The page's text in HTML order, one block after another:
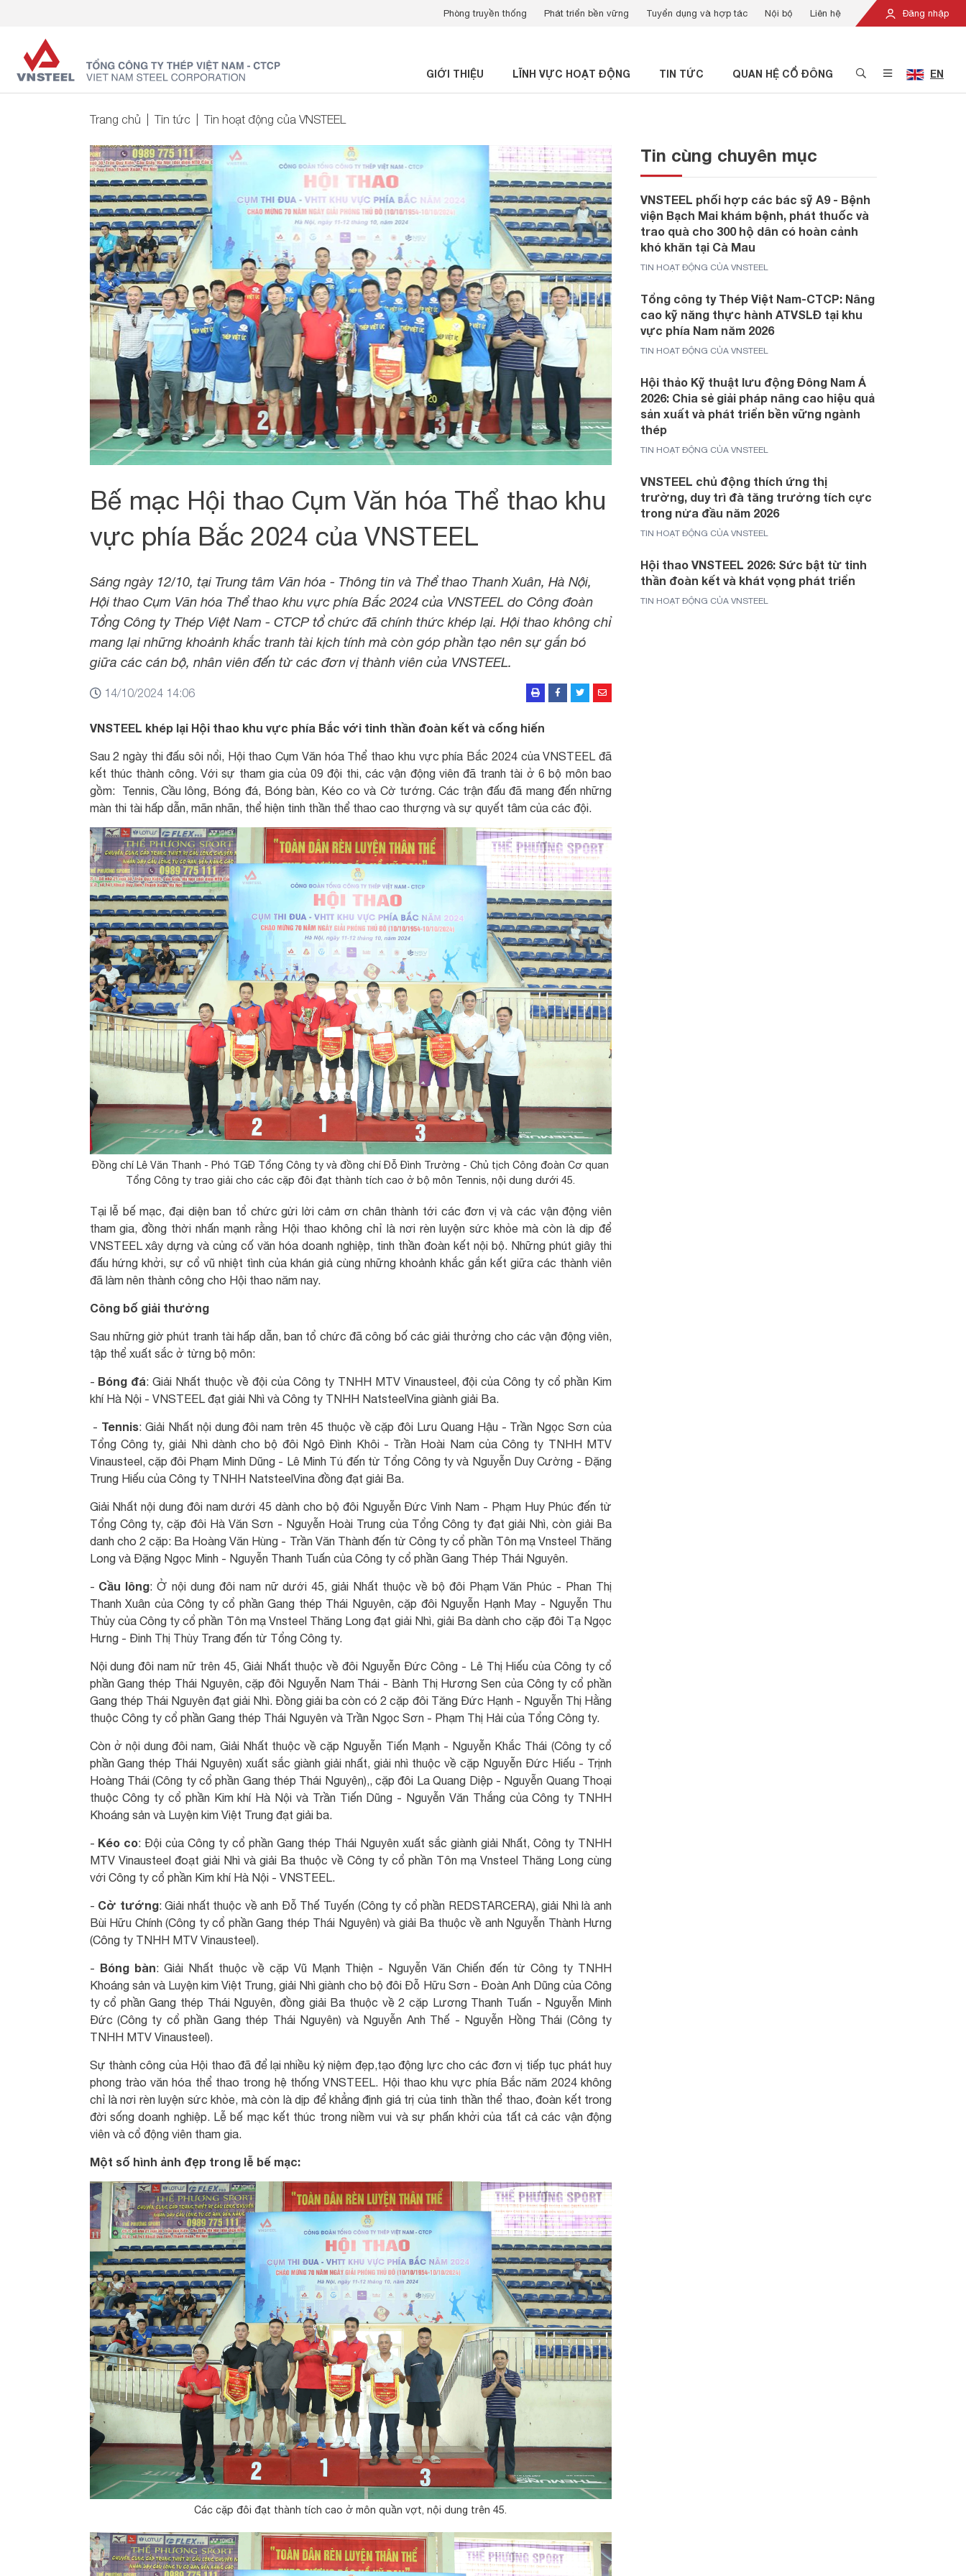
Đăng nhập
Phòng truyền thống Phát triển bền vững Tuyển dụng và hợp tác Nội bộ Liên hệ
GIỚI THIỆU LĨNH VỰC HOẠT ĐỘNG TIN TỨC QUAN HỆ CỔ ĐÔNG EN
Trang chủ Tin tức Tin hoạt động của VNSTEEL
Bế mạc Hội thao Cụm Văn hóa Thể thao khu
vực phía Bắc 2024 của VNSTEEL
Sáng ngày 12/10, tại Trung tâm Văn hóa - Thông tin và Thể thao Thanh Xuân, Hà Nội,
Hội thao Cụm Văn hóa Thể thao khu vực phía Bắc 2024 của VNSTEEL do Công đoàn
Tổng Công ty Thép Việt Nam - CTCP tổ chức đã chính thức khép lại. Hội thao không chỉ
mang lại những khoảnh khắc tranh tài kịch tính mà còn góp phần tạo nên sự gắn bó
giữa các cán bộ, nhân viên đến từ các đơn vị thành viên của VNSTEEL.
14/10/2024 14:06
VNSTEEL khép lại Hội thao khu vực phía Bắc với tinh thần đoàn kết và cống hiến
Sau 2 ngày thi đấu sôi nổi, Hội thao Cụm Văn hóa Thể thao khu vực phía Bắc 2024 của VNSTEEL đã
kết thúc thành công. Với sự tham gia của 09 đội thi, các vận động viên đã tranh tài ở 6 bộ môn bao
gồm: Tennis, Cầu lông, Bóng đá, Bóng bàn, Kéo co và Cờ tướng. Các trận đấu đã mang đến những
màn thi tài hấp dẫn, mãn nhãn, thể hiện tinh thần thể thao cao thượng và sự quyết tâm của các đội.
Đồng chí Lê Văn Thanh - Phó TGĐ Tổng Công ty và đồng chí Đỗ Đình Trường - Chủ tịch Công đoàn Cơ quan
Tổng Công ty trao giải cho các cặp đôi đạt thành tích cao ở bộ môn Tennis, nội dung dưới 45.
Tại lễ bế mạc, đại diện ban tổ chức gửi lời cảm ơn chân thành tới các đơn vị và các vận động viên
tham gia, đồng thời nhấn mạnh rằng Hội thao không chỉ là nơi rèn luyện sức khỏe mà còn là dịp để
VNSTEEL xây dựng và củng cố văn hóa doanh nghiệp, tinh thần đoàn kết nội bộ. Những phút giây thi
đấu hứng khởi, sự cổ vũ nhiệt tình của khán giả cùng những khoảnh khắc gắn kết giữa các thành viên
đã làm nên thành công cho Hội thao năm nay.
Công bố giải thưởng
Sau những giờ phút tranh tài hấp dẫn, ban tổ chức đã công bố các giải thưởng cho các vận động viên,
tập thể xuất sắc ở từng bộ môn:
- Bóng đá: Giải Nhất thuộc về đội của Công ty TNHH MTV Vinausteel, đội của Công ty cổ phần Kim
khí Hà Nội - VNSTEEL đạt giải Nhì và Công ty TNHH NatsteelVina giành giải Ba.
- Tennis: Giải Nhất nội dung đôi nam trên 45 thuộc về cặp đôi Lưu Quang Hậu - Trần Ngọc Sơn của
Tổng Công ty, giải Nhì dành cho bộ đôi Ngô Đình Khôi - Trần Hoài Nam của Công ty TNHH MTV
Vinausteel, cặp đôi Phạm Minh Dũng - Lê Minh Tú đến từ Tổng Công ty và Nguyễn Duy Cường - Đặng
Trung Hiếu của Công ty TNHH NatsteelVina đồng đạt giải Ba.
Giải Nhất nội dung đôi nam dưới 45 dành cho bộ đôi Nguyễn Đức Vinh Nam - Phạm Huy Phúc đến từ
Tổng Công ty, cặp đôi Hà Văn Sơn - Nguyễn Hoài Trung của Tổng Công ty đạt giải Nhì, còn giải Ba
danh cho 2 cặp: Ba Hoàng Văn Hùng - Trần Văn Thành đến từ Công ty cổ phần Tôn mạ Vnsteel Thăng
Long và Đặng Ngọc Minh - Nguyễn Thanh Tuấn của Công ty cổ phần Gang Thép Thái Nguyên.
- Cầu lông: Ở nội dung đôi nam nữ dưới 45, giải Nhất thuộc về bộ đôi Phạm Văn Phúc - Phan Thị
Thanh Xuân của Công ty cổ phần Gang thép Thái Nguyên, cặp đôi Nguyễn Hạnh May - Nguyễn Thu
Thủy của Công ty cổ phần Tôn mạ Vnsteel Thăng Long đạt giải Nhì, giải Ba dành cho cặp đôi Tạ Ngọc
Hưng - Đinh Thị Thùy Trang đến từ Tổng Công ty.
Nội dung đôi nam nữ trên 45, Giải Nhất thuộc về đôi Nguyễn Đức Công - Lê Thị Hiếu của Công ty cổ
phần Gang thép Thái Nguyên, cặp đôi Nguyễn Nam Thái - Bành Thị Hương Sen của Công ty cổ phần
Gang thép Thái Nguyên đạt giải Nhì. Đồng giải ba còn có 2 cặp đôi Tăng Đức Hạnh - Nguyễn Thị Hằng
thuộc Công ty cổ phần Gang thép Thái Nguyên và Trần Ngọc Sơn - Phạm Thị Hải của Tổng Công ty.
Còn ở nội dung đôi nam, Giải Nhất thuộc về cặp Nguyễn Tiến Mạnh - Nguyễn Khắc Thái (Công ty cổ
phần Gang thép Thái Nguyên) xuất sắc giành giải nhất, giải nhì thuộc về cặp Nguyễn Đức Hiếu - Trịnh
Hoàng Thái (Công ty cổ phần Gang thép Thái Nguyên),, cặp đôi La Quang Diệp - Nguyễn Quang Thoại
thuộc Công ty cổ phần Kim khí Hà Nội và Trần Tiến Dũng - Nguyễn Văn Thắng của Công ty TNHH
Khoáng sản và Luyện kim Việt Trung đạt giải ba.
- Kéo co: Đội của Công ty cổ phần Gang thép Thái Nguyên xuất sắc giành giải Nhất, Công ty TNHH
MTV Vinausteel đoạt giải Nhì và giải Ba thuộc về Công ty cổ phần Tôn mạ Vnsteel Thăng Long cùng
với Công ty cổ phần Kim khí Hà Nội - VNSTEEL.
- Cờ tướng: Giải nhất thuộc về anh Đỗ Thế Tuyến (Công ty cổ phần REDSTARCERA), giải Nhì là anh
Bùi Hữu Chính (Công ty cổ phần Gang thép Thái Nguyên) và giải Ba thuộc về anh Nguyễn Thành Hưng
(Công ty TNHH MTV Vinausteel).
- Bóng bàn: Giải Nhất thuộc về cặp Vũ Mạnh Thiện - Nguyễn Văn Chiến đến từ Công ty TNHH
Khoáng sản và Luyện kim Việt Trung, giải Nhì giành cho bộ đôi Đỗ Hữu Sơn - Đoàn Anh Dũng của Công
ty cổ phần Gang thép Thái Nguyên, đồng giải Ba thuộc về 2 cặp Lương Thanh Tuấn - Nguyễn Minh
Đức (Công ty cổ phần Gang thép Thái Nguyên) và Nguyễn Anh Thế - Nguyễn Hồng Thái (Công ty
TNHH MTV Vinausteel).
Sự thành công của Hội thao đã để lại nhiều kỷ niệm đẹp,tạo động lực cho các đơn vị tiếp tục phát huy
phong trào văn hóa thể thao trong hệ thống VNSTEEL. Hội thao khu vực phía Bắc năm 2024 không
chỉ là nơi rèn luyện sức khỏe, mà còn là dịp để khẳng định giá trị của tinh thần thể thao, đoàn kết trong
đời sống doanh nghiệp. Lễ bế mạc kết thúc trong niềm vui và sự phấn khởi của tất cả các vận động
viên và cổ động viên tham gia.
Một số hình ảnh đẹp trong lễ bế mạc:
Các cặp đôi đạt thành tích cao ở môn quần vợt, nội dung trên 45.
Tin cùng chuyên mục
VNSTEEL phối hợp các bác sỹ A9 - Bệnh
viện Bạch Mai khám bệnh, phát thuốc và
trao quà cho 300 hộ dân có hoàn cảnh
khó khăn tại Cà Mau
TIN HOẠT ĐỘNG CỦA VNSTEEL
Tổng công ty Thép Việt Nam-CTCP: Nâng
cao kỹ năng thực hành ATVSLĐ tại khu
vực phía Nam năm 2026
TIN HOẠT ĐỘNG CỦA VNSTEEL
Hội thảo Kỹ thuật lưu động Đông Nam Á
2026: Chia sẻ giải pháp nâng cao hiệu quả
sản xuất và phát triển bền vững ngành
thép
TIN HOẠT ĐỘNG CỦA VNSTEEL
VNSTEEL chủ động thích ứng thị
trường, duy trì đà tăng trưởng tích cực
trong nửa đầu năm 2026
TIN HOẠT ĐỘNG CỦA VNSTEEL
Hội thao VNSTEEL 2026: Sức bật từ tinh
thần đoàn kết và khát vọng phát triển
TIN HOẠT ĐỘNG CỦA VNSTEEL